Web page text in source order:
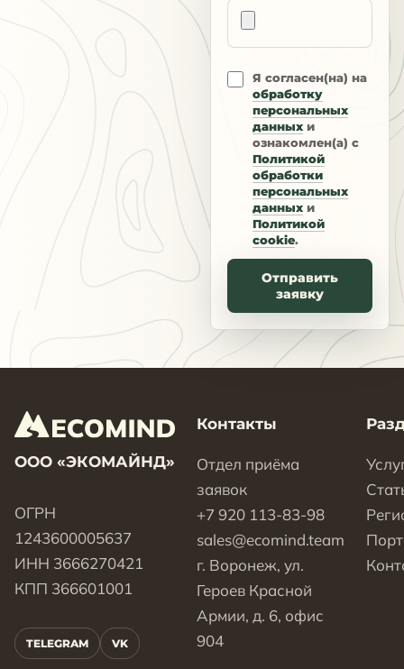
Я согласен(на) на
обработку
персональных
данных и
ознакомлен(а) с
Политикой
обработки
персональных
данных и
Политикой
cookie.
Отправить
заявку
ООО «ЭКОМАЙНД»
ОГРН
1243600005637
ИНН 3666270421
КПП 366601001
TELEGRAM VK
Контакты
Отдел приёма
заявок
+7 920 113-83-98
sales@ecomind.team
г. Воронеж, ул.
Героев Красной
Армии, д. 6, офис
904